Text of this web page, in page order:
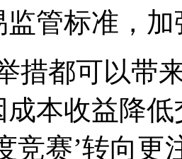
监管标准，
都可以带来
本收益降
竞赛’转向